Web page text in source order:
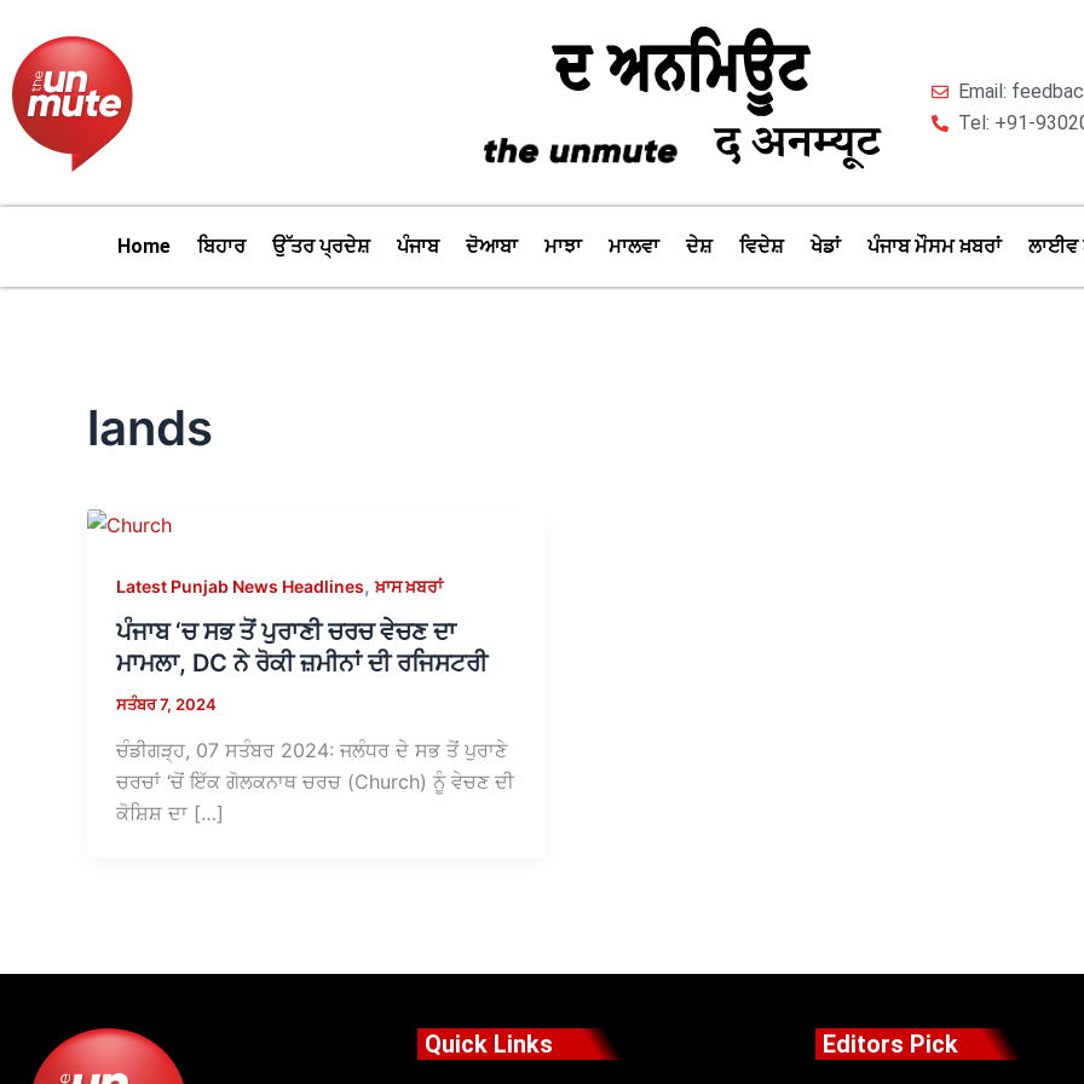
content
Email:
Tel: +91-
Home ਬਿਹਾਰ ਉੱਤਰ ਪ੍ਰਦੇਸ਼ ਪੰਜਾਬ ਦੋਆਬਾ ਮਾਝਾ ਮਾਲਵਾ ਦੇਸ਼ ਵਿਦੇਸ਼ ਖੇਡਾਂ ਪੰਜਾਬ ਮੌਸਮ ਖ਼ਬਰਾਂ ਲਾਈਵ
lands
Latest Punjab News Headlines,ਖ਼ਾਸ ਖ਼ਬਰਾਂ
ਪੰਜਾਬ ‘ਚ ਸਭ ਤੋਂ ਪੁਰਾਣੀ ਚਰਚ ਵੇਚਣ ਦਾ
ਮਾਮਲਾ, DC ਨੇ ਰੋਕੀ ਜ਼ਮੀਨਾਂ ਦੀ ਰਜਿਸਟਰੀ
ਸਤੰਬਰ 7, 2024
ਚੰਡੀਗੜ੍ਹ, 07 ਸਤੰਬਰ 2024: ਜਲੰਧਰ ਦੇ ਸਭ ਤੋਂ ਪੁਰਾਣੇ
ਚਰਚਾਂ ‘ਚੋਂ ਇੱਕ ਗੋਲਕਨਾਥ ਚਰਚ (Church) ਨੂੰ ਵੇਚਣ ਦੀ
ਕੋਸ਼ਿਸ਼ ਦਾ […]
Quick Links Editors Pick